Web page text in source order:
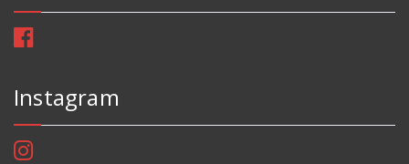
Instagram